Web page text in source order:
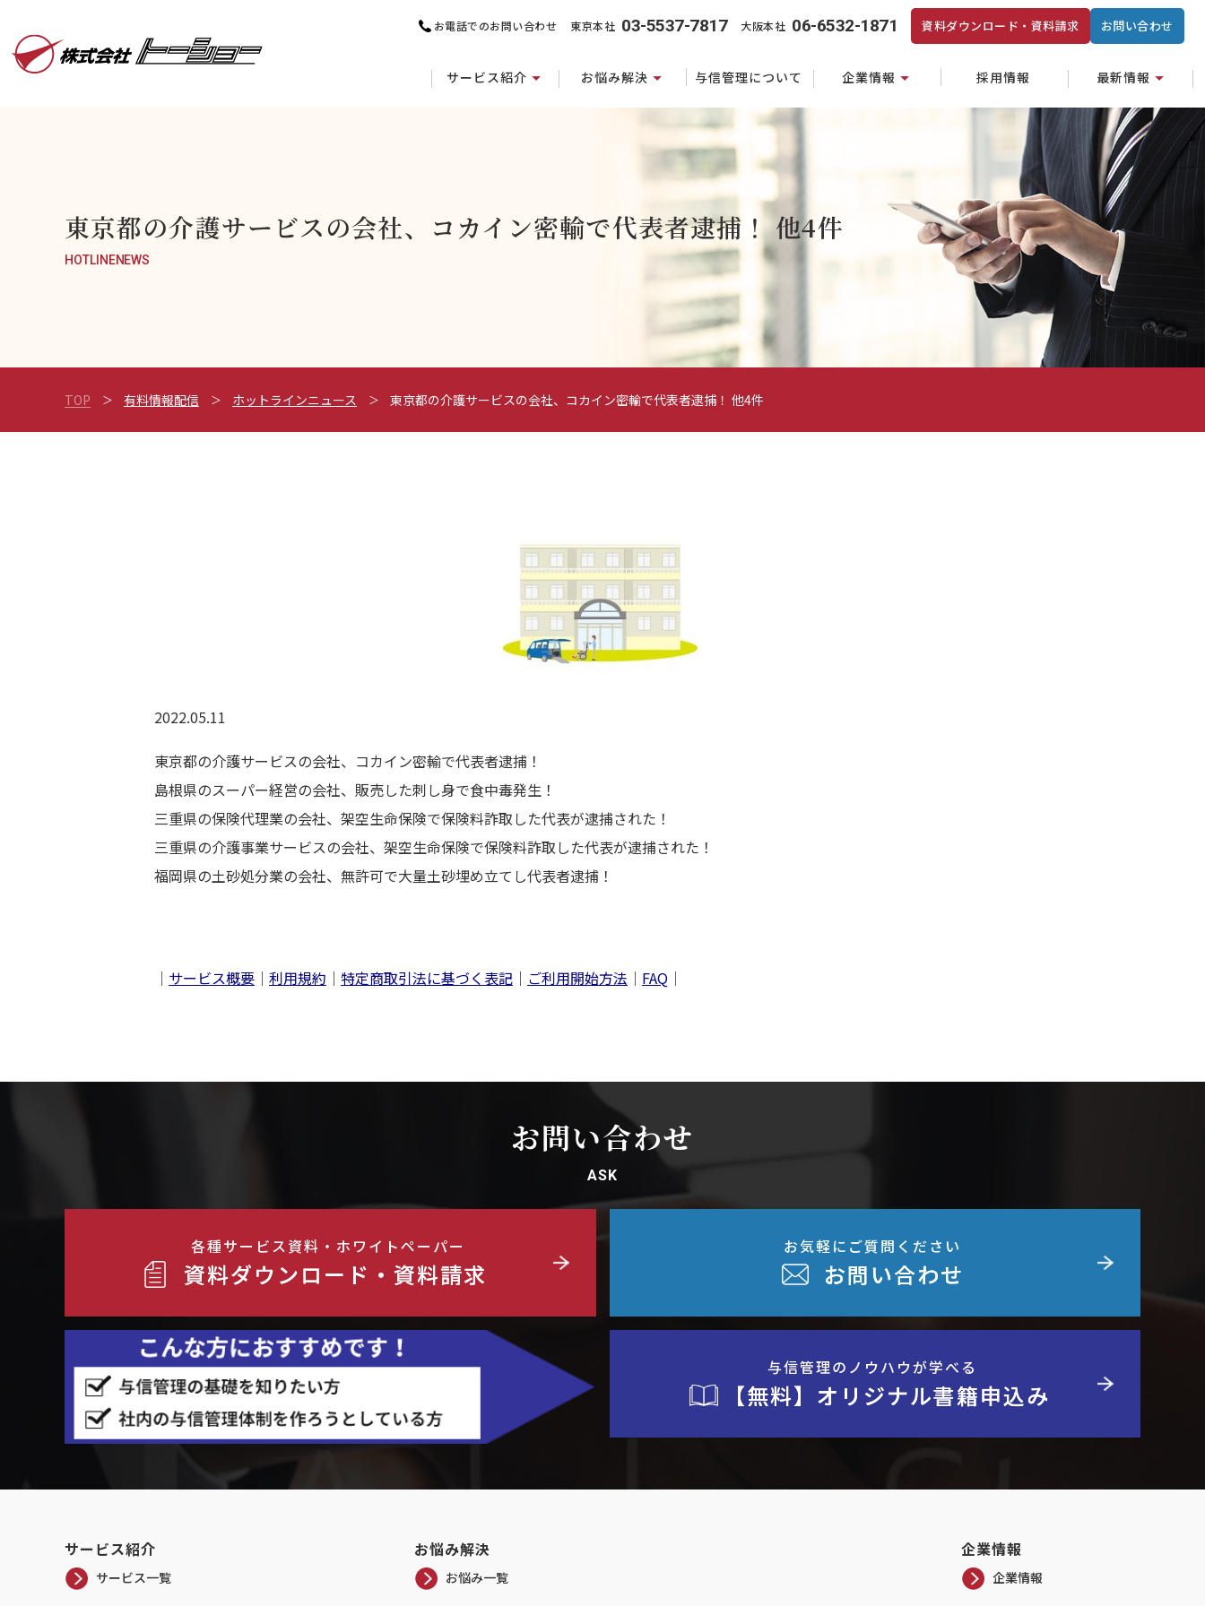
お電話でのお問い合わせ 東京本社 03-5537-7817 大阪本社 06-6532-1871 資料ダウンロード・資料請求 お問い合わせ
サービス紹介 お悩み解決 与信管理について 企業情報 採用情報 最新情報
東京都の介護サービスの会社、コカイン密輸で代表者逮捕！ 他4件
HOTLINENEWS
TOP 有料情報配信 ホットラインニュース 東京都の介護サービスの会社、コカイン密輸で代表者逮捕！ 他4件
2022.05.11
東京都の介護サービスの会社、コカイン密輸で代表者逮捕！
島根県のスーパー経営の会社、販売した刺し身で食中毒発生！
三重県の保険代理業の会社、架空生命保険で保険料詐取した代表が逮捕された！
三重県の介護事業サービスの会社、架空生命保険で保険料詐取した代表が逮捕された！
福岡県の土砂処分業の会社、無許可で大量土砂埋め立てし代表者逮捕！
｜ サービス概要 ｜ 利用規約 ｜ 特定商取引法に基づく表記 ｜ ご利用開始方法 ｜ FAQ ｜
お問い合わせ
ASK
各種サービス資料・ホワイトペーパー
資料ダウンロード・資料請求
お気軽にご質問ください
お問い合わせ
与信管理のノウハウが学べる
【無料】オリジナル書籍申込み
サービス紹介
サービス一覧
お悩み解決
お悩み一覧
企業情報
企業情報